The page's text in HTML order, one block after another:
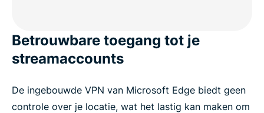
Betrouwbare toegang tot je
streamaccounts
De ingebouwde VPN van Microsoft Edge biedt geen
controle over je locatie, wat het lastig kan maken om